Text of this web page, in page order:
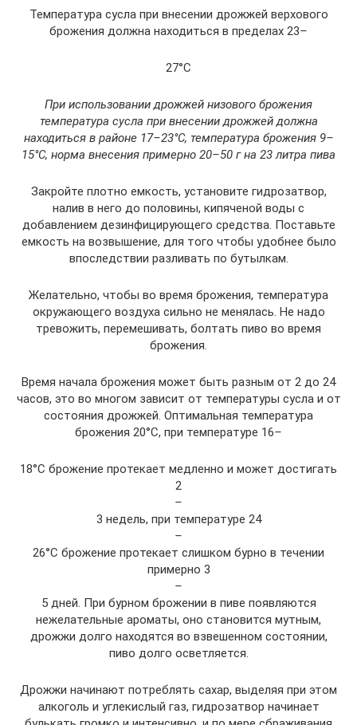
Температура сусла при внесении дрожжей верхового
брожения должна находиться в пределах 23–
27°С
При использовании дрожжей низового брожения
температура сусла при внесении дрожжей должна
находиться в районе 17–23°С, температура брожения 9–
15°С, норма внесения примерно 20–50 г на 23 литра пива
Закройте плотно емкость, установите гидрозатвор,
налив в него до половины, кипяченой воды с
добавлением дезинфицирующего средства. Поставьте
емкость на возвышение, для того чтобы удобнее было
впоследствии разливать по бутылкам.
Желательно, чтобы во время брожения, температура
окружающего воздуха сильно не менялась. Не надо
тревожить, перемешивать, болтать пиво во время
брожения.
Время начала брожения может быть разным от 2 до 24
часов, это во многом зависит от температуры сусла и от
состояния дрожжей. Оптимальная температура
брожения 20°С, при температуре 16–
18°С брожение протекает медленно и может достигать
2
–
3 недель, при температуре 24
–
26°С брожение протекает слишком бурно в течении
примерно 3
–
5 дней. При бурном брожении в пиве появляются
нежелательные ароматы, оно становится мутным,
дрожжи долго находятся во взвешенном состоянии,
пиво долго осветляется.
Дрожжи начинают потреблять сахар, выделяя при этом
алкоголь и углекислый газ, гидрозатвор начинает